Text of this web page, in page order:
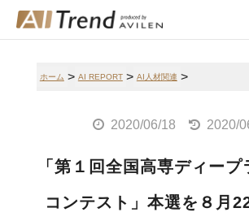
ホーム > AI REPORT > AI人材関連 >
2020/06/18 2020/
「第１回全国高専ディー
コンテスト」本選を８月